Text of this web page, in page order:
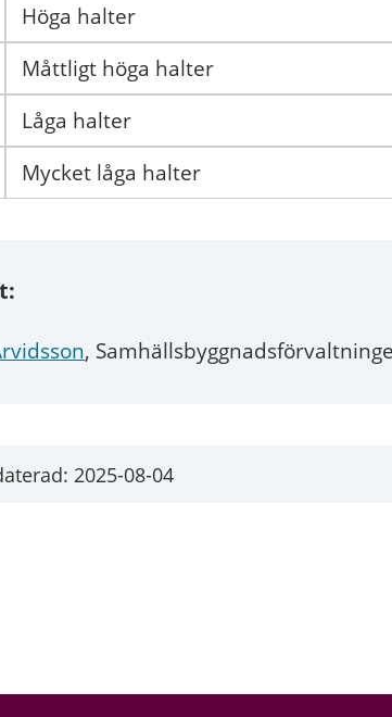
Höga halter
Måttligt höga halter
Låga halter
Mycket låga halter
,
2025-08-04